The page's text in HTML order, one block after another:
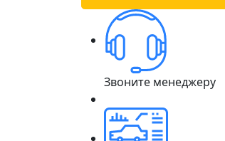
Звоните менеджеру